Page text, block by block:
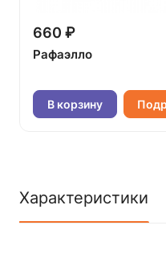
660 ₽
Рафаэлло
В корзину
Характеристики